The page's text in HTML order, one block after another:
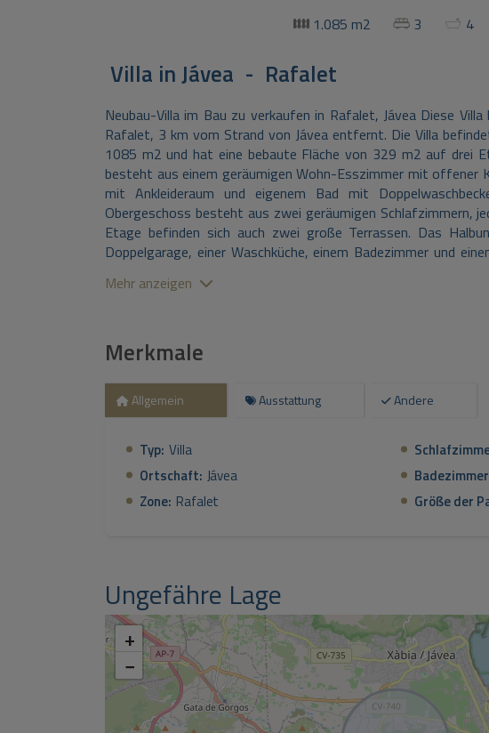
1.085 m2 3 4
Villa inJávea - Rafalet
Neubau-Villa im Bau zu verkaufen in Rafalet, Jávea Diese
Rafalet, 3 km vom Strand von Jávea entfernt. Die Villa
1085 m2 und hat eine bebaute Fläche von 329 m2 auf drei
besteht aus einem geräumigen Wohn-Esszimmer mit offener
mit Ankleideraum und eigenem Bad mit
Obergeschoss besteht aus zwei geräumigen Schlafzimmern,
Etage befinden sich auch zwei große Terrassen. Das
Doppelgarage, einer Waschküche, einem Badezimmer und
Sonnenterrasse umgeben ist, einen Garten, einen Abstellraum
Mehr anzeigen
Merkmale
Allgemein Ausstattung Andere
Typ: Villa
Ortschaft: Jávea
Zone: Rafalet Größe der
Ungefähre Lage
+
−